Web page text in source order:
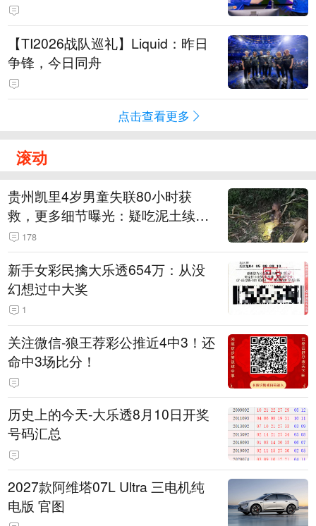
【TI2026战队巡礼】Liquid：昨日
争锋，今日同舟
点击查看更多
滚动
贵州凯里4岁男童失联80小时获
救，更多细节曝光：疑吃泥土续
命，搜救至20米附近错过多找3天
178
新手女彩民擒大乐透654万：从没
幻想过中大奖
1
关注微信-狼王荐彩公推近4中3！还
命中3场比分！
历史上的今天-大乐透8月10日开奖
号码汇总
2027款阿维塔07L Ultra 三电机纯
电版 官图